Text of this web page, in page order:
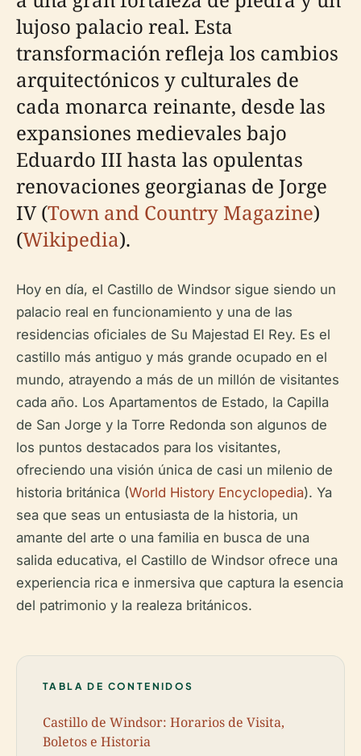
lujoso palacio real. Esta
transformación refleja los cambios
arquitectónicos y culturales de
cada monarca reinante, desde las
expansiones medievales bajo
Eduardo III hasta las opulentas
renovaciones georgianas de Jorge
IV (Town and Country Magazine)
(Wikipedia).
Hoy en día, el Castillo de Windsor sigue siendo un
palacio real en funcionamiento y una de las
residencias oficiales de Su Majestad El Rey. Es el
castillo más antiguo y más grande ocupado en el
mundo, atrayendo a más de un millón de visitantes
cada año. Los Apartamentos de Estado, la Capilla
de San Jorge y la Torre Redonda son algunos de
los puntos destacados para los visitantes,
ofreciendo una visión única de casi un milenio de
historia británica (World History Encyclopedia). Ya
sea que seas un entusiasta de la historia, un
amante del arte o una familia en busca de una
salida educativa, el Castillo de Windsor ofrece una
experiencia rica e inmersiva que captura la esencia
del patrimonio y la realeza británicos.
TABLA DE CONTENIDOS
Castillo de Windsor: Horarios de Visita,
Boletos e Historia